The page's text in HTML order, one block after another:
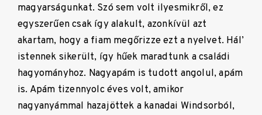
magyarságunkat. Szó sem volt ilyesmikről, ez
egyszerűen csak így alakult, azonkívül azt
akartam, hogy a fiam megőrizze ezt a nyelvet. Hál’
istennek sikerült, így hűek maradtunk a családi
hagyományhoz. Nagyapám is tudott angolul, apám
is. Apám tizennyolc éves volt, amikor
nagyanyámmal hazajöttek a kanadai Windsorból,